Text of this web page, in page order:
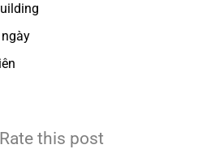
Rate this post